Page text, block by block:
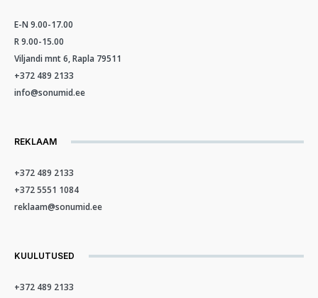
E-N 9.00-17.00
R 9.00-15.00
Viljandi mnt 6, Rapla 79511
+372 489 2133
info@sonumid.ee
REKLAAM
+372 489 2133
+372 5551 1084
reklaam@sonumid.ee
KUULUTUSED
+372 489 2133